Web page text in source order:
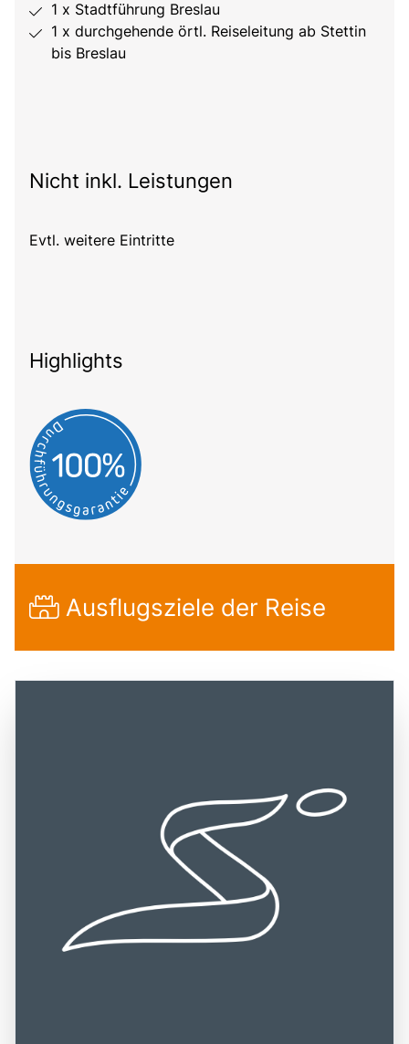
1 x Stadtführung Breslau
1 x durchgehende örtl. Reiseleitung ab Stettin
bis Breslau
Nicht inkl. Leistungen
Evtl. weitere Eintritte
Highlights
Ausflugsziele der Reise